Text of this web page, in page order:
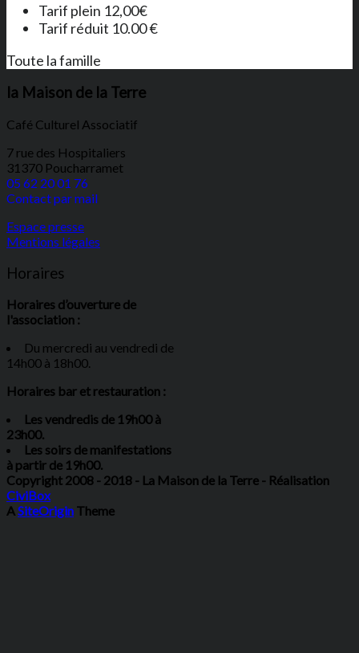
Tarif plein 12,00€
Tarif réduit 10.00 €
Toute la famille
la Maison de la Terre
Café Culturel Associatif
7 rue des Hospitaliers
31370 Poucharramet
05 62 20 01 76
Contact par mail
Espace presse
Mentions légales
Horaires
Horaires d’ouverture de
l'association :
Du mercredi au vendredi de
14h00 à 18h00.
Horaires bar et restauration :
Les vendredis de 19h00 à
23h00.
Les soirs de manifestations
à partir de 19h00.
Copyright 2008 - 2018 - La Maison de la Terre - Réalisation
CiviBox
ASiteOrigin Theme